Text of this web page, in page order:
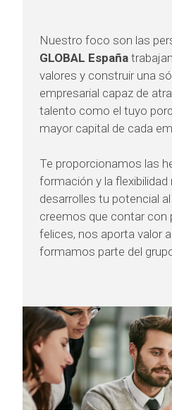
Nuestro foco son las
GLOBAL España
valores y construir una
empresarial capaz de
talento como el tuyo
mayor capital de cada
Te proporcionamos las
formación y la flexibilidad
desarrolles tu potencial
creemos que contar con
felices, nos aporta valor
formamos parte del